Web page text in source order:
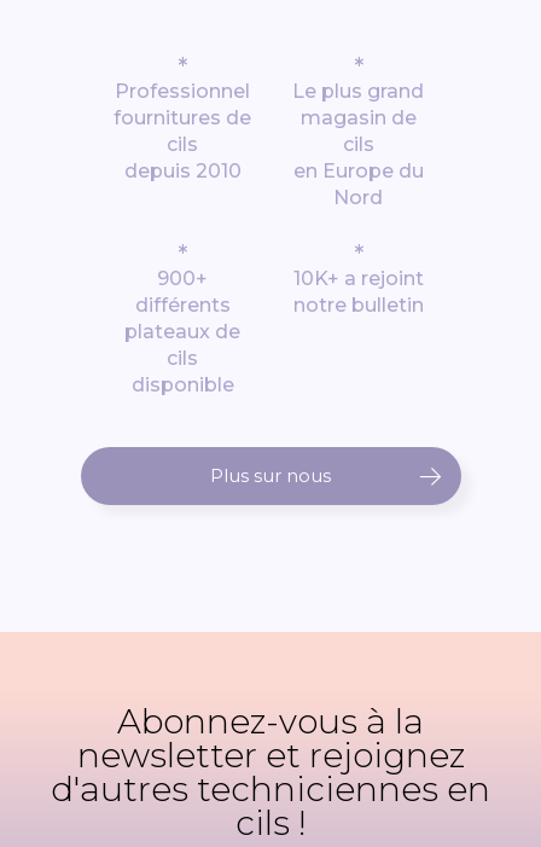
*
Professionnel
fournitures de
cils
depuis 2010
*
Le plus grand
magasin de
cils
en Europe du
Nord
*
900+
différents
plateaux de
cils
disponible
*
10K+ a rejoint
notre bulletin
Plus sur nous
Abonnez-vous à la
newsletter et rejoignez
d'autres techniciennes en
cils !